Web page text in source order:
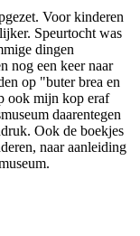
Voor kinderen
Speurtocht was
dingen
nog een keer naar
op "buter brea en
ook mijn kop eraf
daarentegen
Ook de boekjes
naar aanleiding